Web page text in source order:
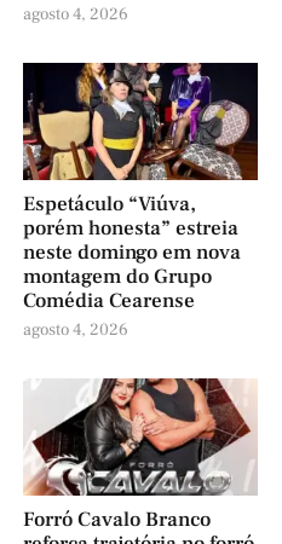
agosto 4, 2026
Espetáculo “Viúva,
porém honesta” estreia
neste domingo em nova
montagem do Grupo
Comédia Cearense
agosto 4, 2026
Forró Cavalo Branco